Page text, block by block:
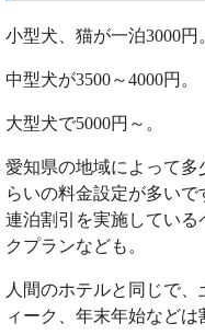
小型犬、猫が一泊3000円
中型犬が3500～4000円。
大型犬で5000円～。
愛知県の地域によって多
らいの料金設定が多いで
連泊割引を実施している
クプランなども。
人間のホテルと同じで
ィーク、年末年始などは